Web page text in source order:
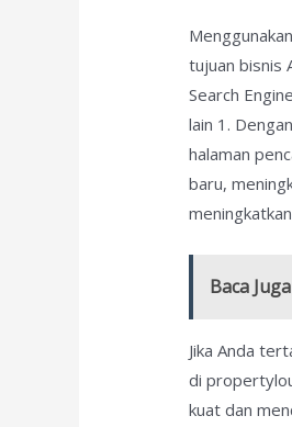
tujuan bisnis
Search
lain 1.
halaman
baru,
Baca
Jika Anda
di
kuat dan